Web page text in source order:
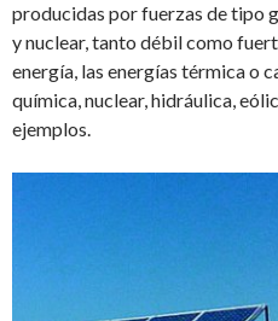
producidas por fuerzas de tipo
y nuclear, tanto débil como
energía, las energías térmica o
química, nuclear, hidráulica,
ejemplos.